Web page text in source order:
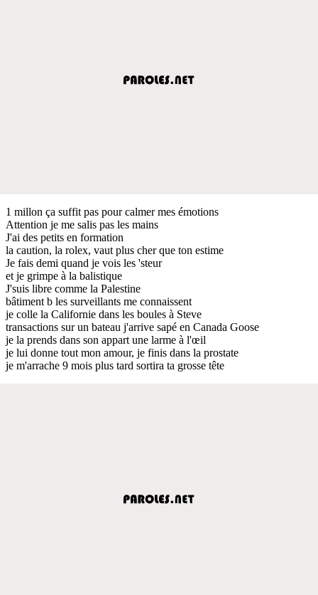
1 millon ça suffit pas pour calmer mes émotions
Attention je me salis pas les mains
J'ai des petits en formation
la caution, la rolex, vaut plus cher que ton estime
Je fais demi quand je vois les 'steur
et je grimpe à la balistique
J'suis libre comme la Palestine
bâtiment b les surveillants me connaissent
je colle la Californie dans les boules à Steve
transactions sur un bateau j'arrive sapé en Canada Goose
je la prends dans son appart une larme à l'œil
je lui donne tout mon amour, je finis dans la prostate
je m'arrache 9 mois plus tard sortira ta grosse tête